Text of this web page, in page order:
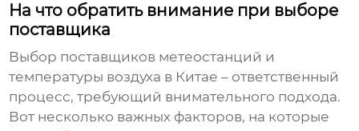
На что обратить внимание при выборе
поставщика
Выбор поставщиков метеостанций и
температуры воздуха в Китае – ответственный
процесс, требующий внимательного подхода.
Вот несколько важных факторов, на которые